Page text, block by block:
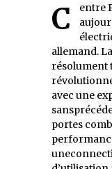
Centre Porsche Île Maurice a dévoilé
allemand.
résolument
avec une
portes